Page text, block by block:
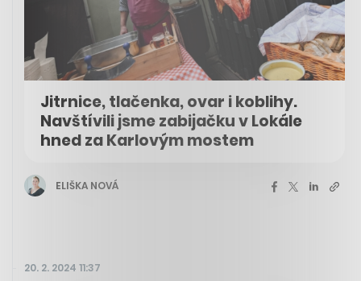
Jitrnice, tlačenka, ovar i koblihy.
Navštívili jsme zabijačku v Lokále
hned za Karlovým mostem
ELIŠKA NOVÁ
20. 2. 2024 11:37